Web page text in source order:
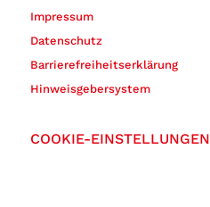
Impressum
Datenschutz
Barrierefreiheitserklärung
Hinweisgebersystem
COOKIE-EINSTELLUNGEN